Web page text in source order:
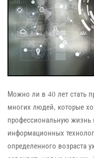
Можно ли в 40 лет стать
многих людей, которые
профессиональную жизнь
информационных
определенного возраста